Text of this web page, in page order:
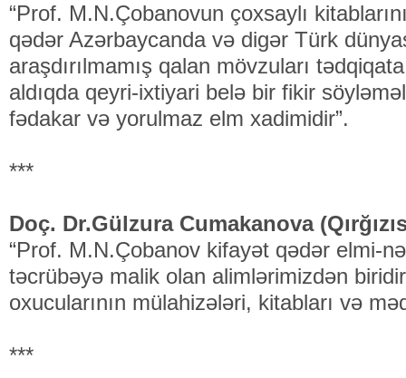
“Prof. M.N.Çobanovun çoxsaylı
qədər Azərbaycanda və digər Türk
araşdırılmamış qalan mövzuları
aldıqda qeyri-ixtiyari belə bir fikir
fədakar və yorulmaz elm xadimidir”.
***
Doç. Dr.Gülzura Cumakanova
“Prof. M.N.Çobanov kifayət qədər elmi-
təcrübəyə malik olan alimlərimizdən
oxucularının mülahizələri, kitabları və
***